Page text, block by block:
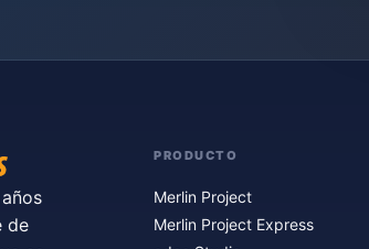
de
PRODUCTO
Merlin Project
Merlin Project Express